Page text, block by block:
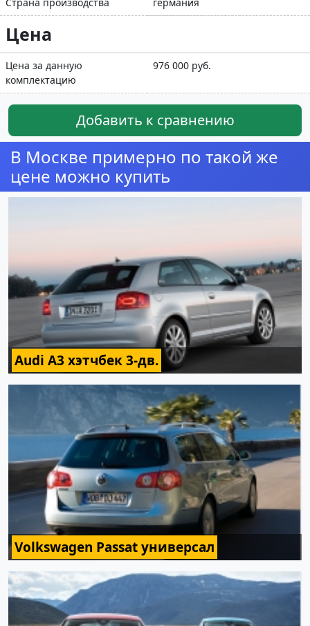
Цена
Цена за данную
комплектацию
976 000 руб.
Добавить к сравнению
В Москве примерно по такой же
цене можно купить
Audi A3 хэтчбек 3-дв.
Volkswagen Passat универсал